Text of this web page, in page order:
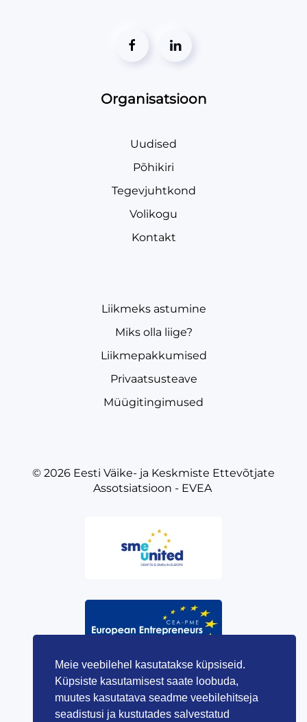
Organisatsioon
Uudised
Põhikiri
Tegevjuhtkond
Volikogu
Kontakt
Liikmeks astumine
Miks olla liige?
Liikmepakkumised
Privaatsusteave
Müügitingimused
© 2026 Eesti Väike- ja Keskmiste Ettevõtjate
Assotsiatsioon - EVEA
Meie veebilehel kasutatakse küpsiseid.
Küpsiste kasutamisest saate loobuda,
muutes kasutatava seadme veebilehitseja
seadistusi ja kustutades salvestatud